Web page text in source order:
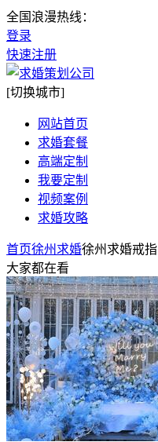
全国浪漫热线：
登录
快速注册
[切换城市]
网站首页
求婚套餐
高端定制
我要定制
视频案例
求婚攻略
首页徐州求婚徐州求婚戒指
大家都在看